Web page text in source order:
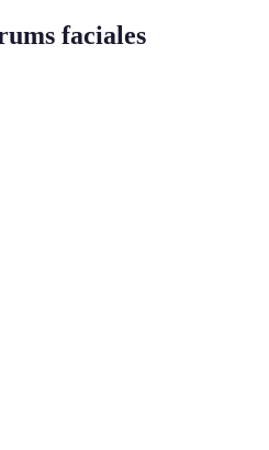
faciales